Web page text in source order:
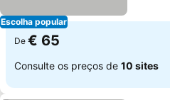
Escolha popular
De € 65
Consulte os preços de 10 sites